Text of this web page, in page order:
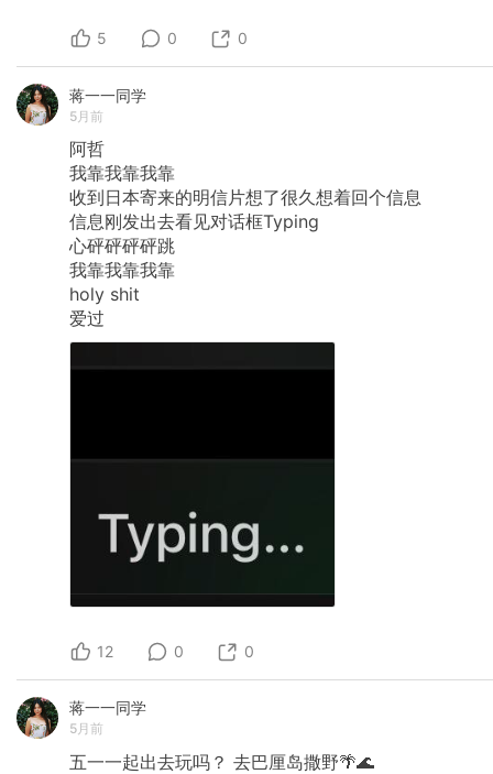
5 0 0
蒋一一同学
5月前
阿哲
我靠我靠我靠
收到日本寄来的明信片想了很久想着回个信息
信息刚发出去看见对话框Typing
心砰砰砰砰跳
我靠我靠我靠
holy shit
爱过
12 0 0
蒋一一同学
5月前
五一一起出去玩吗？ 去巴厘岛撒野🌴🌊